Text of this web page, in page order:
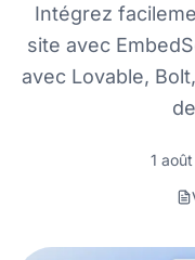
Intégrez
site avec
avec Lovable,
1